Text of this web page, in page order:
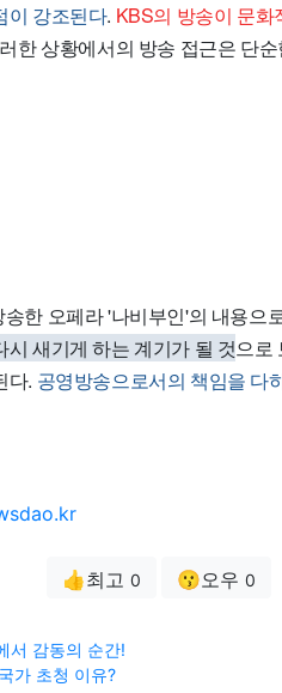
이 강조된다. KBS의 방송이 문화
한 상황에서의 방송 접근은 단
한 오페라 '나비부인'의 내용으
새기게 하는 계기가 될 것으로
다. 공영방송으로서의 책임을 다
👍최고 0 😗오우 0
서 감동의 순간!
가 초청 이유?